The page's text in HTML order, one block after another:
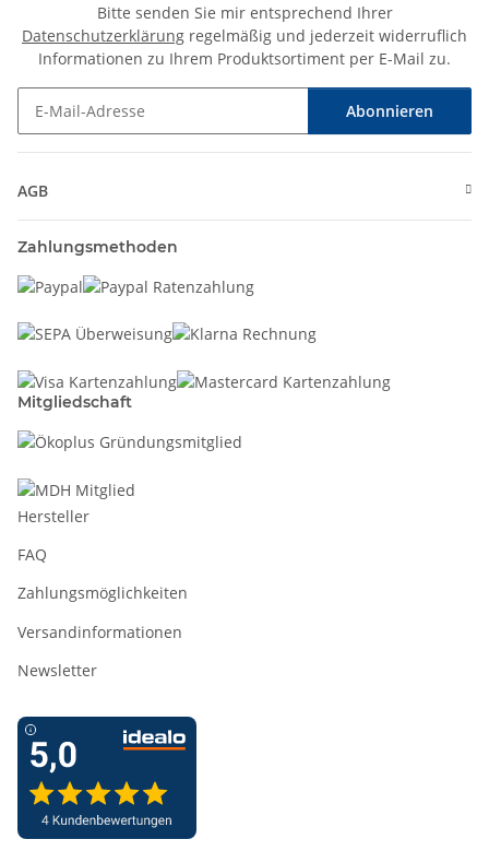
Bitte senden Sie mir entsprechend Ihrer
Datenschutzerklärung regelmäßig und jederzeit widerruflich
Informationen zu Ihrem Produktsortiment per E-Mail zu.
Abonnieren
AGB
Zahlungsmethoden
Mitgliedschaft
Hersteller
FAQ
Zahlungsmöglichkeiten
Versandinformationen
Newsletter